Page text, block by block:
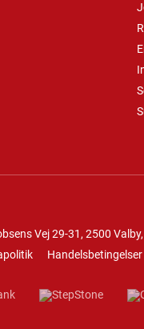
Vej 29-31, 2500 Valby,
Handelsbetingelser